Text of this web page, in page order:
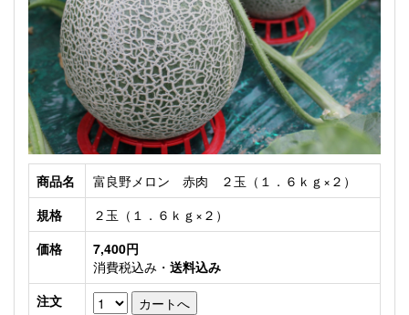
商品名
富良野メロン 赤肉 ２玉（１．６ｋｇ×２）
規格
２玉（１．６ｋｇ×２）
価格
7,400円
消費税込み・ 送料込み
注文